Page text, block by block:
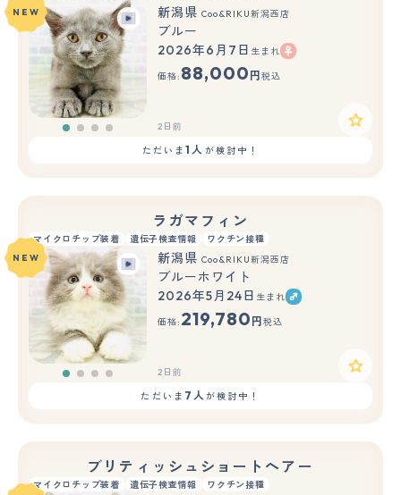
NEW
新潟県 Coo&RIKU新潟西店
ブルー
2026年6月7日 生まれ
価格: 88,000 円 税込
2日前
ただいま1人 が検討中！
ラガマフィン
マイクロチップ装着 遺伝子検査情報
ワクチン接種
NEW
新潟県 Coo&RIKU新潟西店
ブルーホワイト
2026年5月24日 生まれ
価格: 219,780 円 税込
2日前
ただいま 7人が検討中！
ブリティッシュショートヘアー
マイクロチップ装着 遺伝子検査情報
ワクチン接種